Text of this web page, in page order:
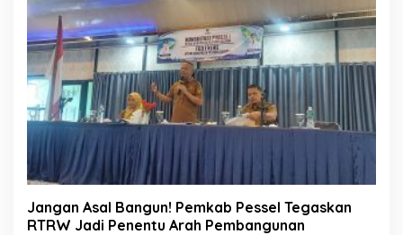
Jangan Asal Bangun! Pemkab Pessel Tegaskan
RTRW Jadi Penentu Arah Pembangunan